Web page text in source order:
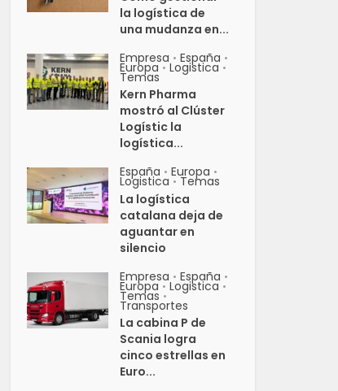
la logística de
una mudanza en...
Empresa • España •
Europa • Logistica •
Temas
Kern Pharma
mostró al Clúster
Logístic la
logística...
España • Europa •
Logistica • Temas
La logística
catalana deja de
aguantar en
silencio
Empresa • España •
Europa • Logistica •
Temas •
Transportes
La cabina P de
Scania logra
cinco estrellas en
Euro...